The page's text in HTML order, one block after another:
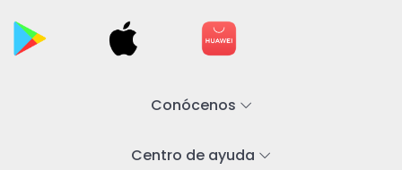
Conócenos
Centro de ayuda